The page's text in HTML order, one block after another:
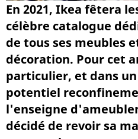
En 2021, Ikea fêtera
célèbre catalogue
de tous ses meubles
décoration. Pour cet
particulier, et dans
potentiel
l'enseigne
décidé de revoir sa